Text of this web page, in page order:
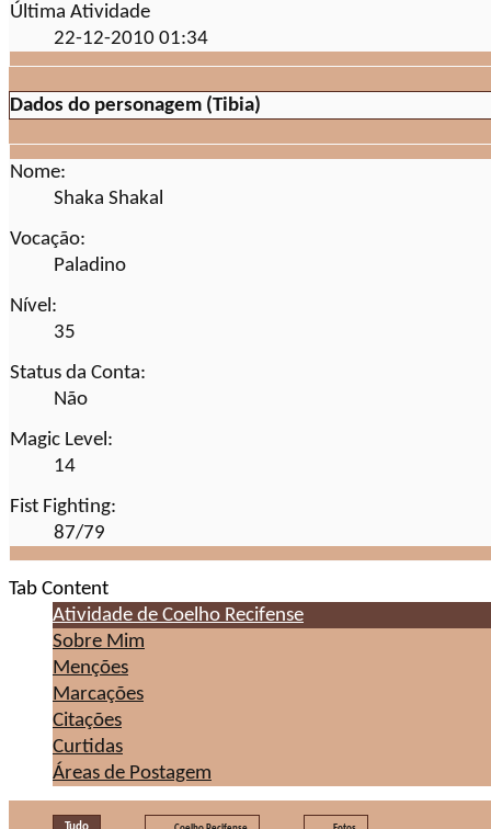
Última Atividade
22-12-2010 01:34
Dados do personagem (Tibia)
Nome:
Shaka Shakal
Vocação:
Paladino
Nível:
35
Status da Conta:
Não
Magic Level:
14
Fist Fighting:
87/79
Tab Content
Atividade de Coelho Recifense
Sobre Mim
Menções
Marcações
Citações
Curtidas
Áreas de Postagem